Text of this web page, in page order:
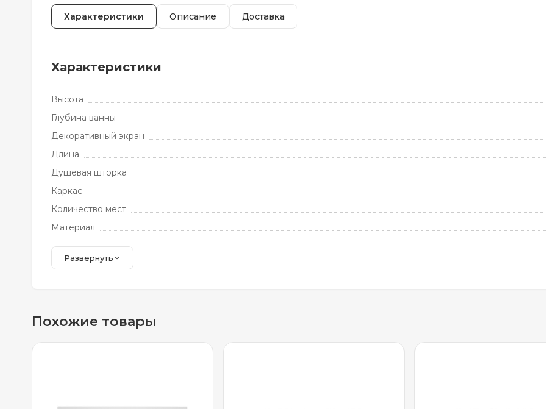
Характеристики Описание Доставка
Характеристики
Высота
Глубина ванны
Декоративный экран
Длина
Душевая шторка
Каркас
Количество мест
Материал
Развернуть
Похожие товары